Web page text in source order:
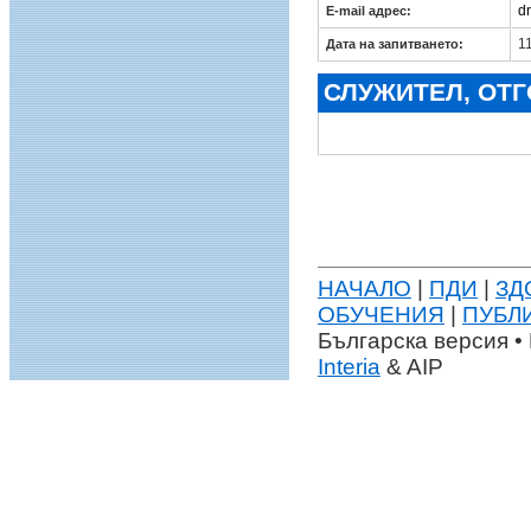
E-mail адрес:
Дата на запитването:
СЛУЖИТЕЛ,
НАЧАЛО | ПДИ |
ОБУЧЕНИЯ |
Българска версия
Interia & AIP